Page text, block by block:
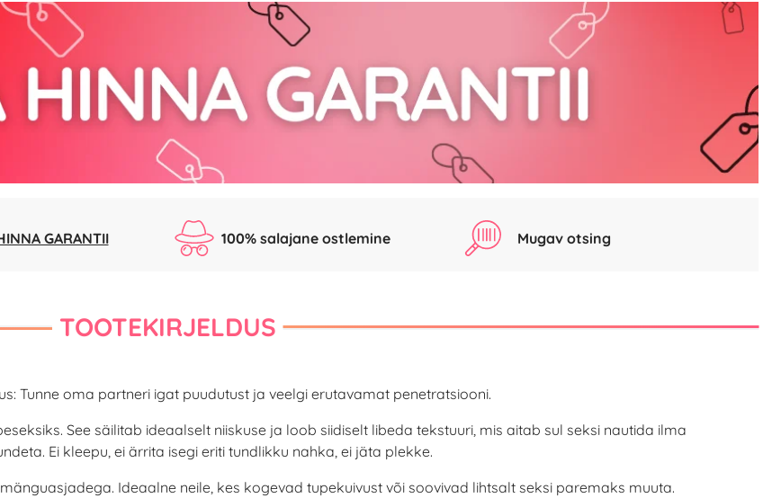
GARANTII 100% salajane ostlemine Mugav otsing
TOOTEKIRJELDUS
Tunne oma partneri igat puudutust ja veelgi erutavamat penetratsiooni.
See säilitab ideaalselt niiskuse ja loob siidiselt libeda tekstuuri, mis aitab sul seksi nautida ilma
Ei kleepu, ei ärrita isegi eriti tundlikku nahka, ei jäta plekke.
Ideaalne neile, kes kogevad tupekuivust või soovivad lihtsalt seksi paremaks muuta.